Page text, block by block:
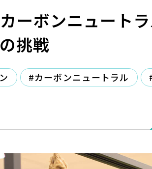
ーボンニュート
挑戦
#カーボンニュートラル